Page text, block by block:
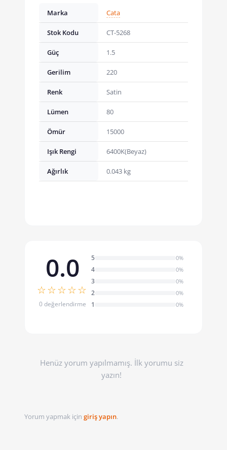
Marka Cata
Stok Kodu CT-5268
Güç 1.5
Gerilim 220
Renk Satin
Lümen 80
Ömür 15000
Işık Rengi 6400K(Beyaz)
Ağırlık 0.043 kg
0.0
☆☆☆☆☆
0 değerlendirme
5 0%
4 0%
3 0%
2 0%
1 0%
Henüz yorum yapılmamış. İlk yorumu siz
yazın!
Yorum yapmak için giriş yapın.